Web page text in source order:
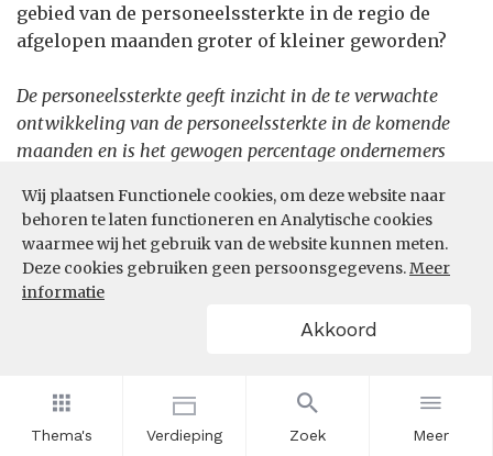
Thema's Verdieping Zoek Meer
Wij plaatsen Functionele cookies, om deze website naar
behoren te laten functioneren en Analytische cookies
waarmee wij het gebruik van de website kunnen meten.
Deze cookies gebruiken geen persoonsgegevens.Meer
informatie
Akkoord
gebied van de personeelssterkte in de regio de
afgelopen maanden groter of kleiner geworden?
De personeelssterkte geeft inzicht in de te verwachte
ontwikkeling van de personeelssterkte in de komende
maanden en is het gewogen percentage ondernemers
minus het gewogen percentage ondernemers met een
verwachte afname. Naast een doorkijk naar de
verwachtingen voor de komende drie maanden wordt
aan werkgevers ook gevraagd naar de gerealiseerde
geschat op basis van provinciewaarden.